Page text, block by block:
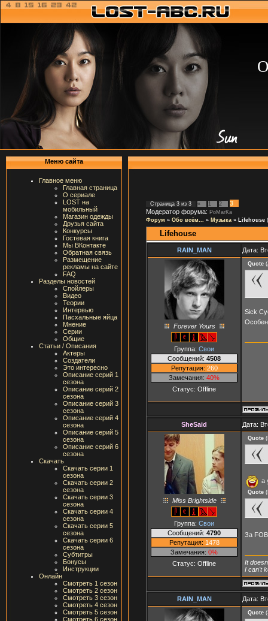
Меню сайта
Главное меню
Главная страница
О сериале
LOST на
мобильный
Магазин одежды
Друзья сайта
Конкурсы
Гостевая книга
Мы ВКонтакте
Обратная связь
Размещение
рекламы на сайте
FAQ
Разделы новостей
Спойлеры
Видео
Теории
Интервью
Пасхальные яйца
Мнение
Серии
Общие
Статьи / Описания
Актеры
Создатели
Это интересно
Описание серий 1
сезона
Описание серий 2
сезона
Описание серий 3
сезона
Описание серий 4
сезона
Описание серий 5
сезона
Описание серий 6
сезона
Скачать
Скачать серии 1
сезона
Скачать серии 2
сезона
Скачать серии 3
сезона
Скачать серии 4
сезона
Скачать серии 5
сезона
Скачать серии 6
сезона
Субтитры
Бонусы
Инструкции
Онлайн
Смотреть 1 сезон
Смотреть 2 сезон
Смотреть 3 сезон
Смотреть 4 сезон
Смотреть 5 сезон
Смотреть 6 сезон
Страница 3 из 3 « 1 2
3
Модератор форума: PoMarKa
Форум » Обо всём... » Музыка » Lifehouse
Lifehouse
RAIN_MAN Дата:
Forever Yours
Группа: Свои
Сообщений: 4508
Репутация: 260
Замечания: 40%
Статус: Offline
Quote (
Sick
SheSaid Дата:
Miss Brightside
Группа: Свои
Сообщений: 4790
Репутация: 1478
Замечания: 0%
Статус: Offline
Quote (
а
Quote (
За
It
I can't
RAIN_MAN Дата:
Quote (